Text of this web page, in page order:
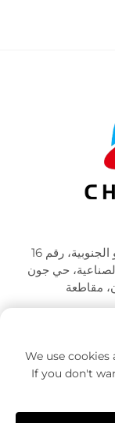
Add: الرقم 601-2، المبنى 13، حديقة شيو يو الجنوبية، رقم 16
حي جون
مقاطعة
We use
If you don't